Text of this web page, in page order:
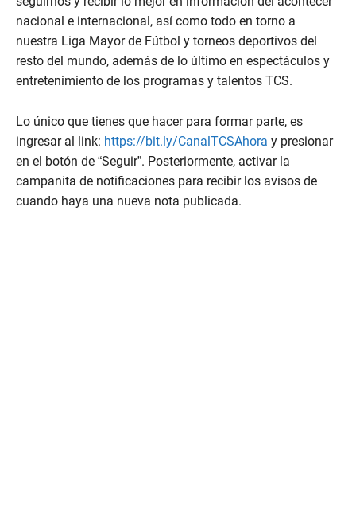
nacional e internacional, así como todo en torno a
nuestra Liga Mayor de Fútbol y torneos deportivos del
resto del mundo, además de lo último en espectáculos y
entretenimiento de los programas y talentos TCS.
Lo único que tienes que hacer para formar parte, es
ingresar al link: https://bit.ly/CanalTCSAhora y presionar
en el botón de “Seguir”. Posteriormente, activar la
campanita de notificaciones para recibir los avisos de
cuando haya una nueva nota publicada.